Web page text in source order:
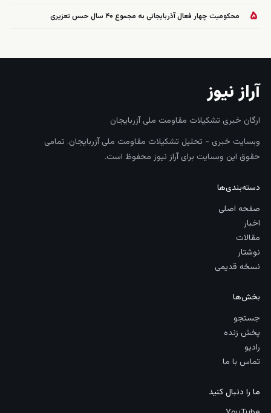
۵ محکومیت چهار فعال آذربایجانی به مجموع ۴۰ سال حبس تعزیری
آراز نیوز
ارگان خبری تشکیلات مقاومت ملی آزربایجان
وبسایت خبری - تحلیل تشکیلات مقاومت ملی آزربایجان. تمامی
حقوق این وبسایت برای آراز نیوز محفوظ است.
دسته‌بندی‌ها
صفحه اصلی
اخبار
مقالات
نوشتار
نسخه قدیمی
بخش‌ها
جستجو
پخش زنده
رادیو
تماس با ما
ما را دنبال کنید